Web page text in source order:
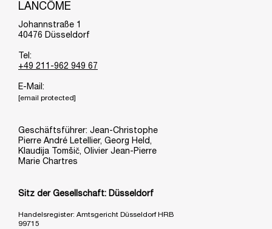
LANCÔME
Johannstraße 1
40476 Düsseldorf
Tel:
+49 211-962 949 67
E-Mail:
[email protected]
Geschäftsführer: Jean-Christophe
Pierre André Letellier, Georg Held,
Klaudija Tomšič, Olivier Jean-Pierre
Marie Chartres
Sitz der Gesellschaft: Düsseldorf
Handelsregister: Amtsgericht Düsseldorf HRB
99715